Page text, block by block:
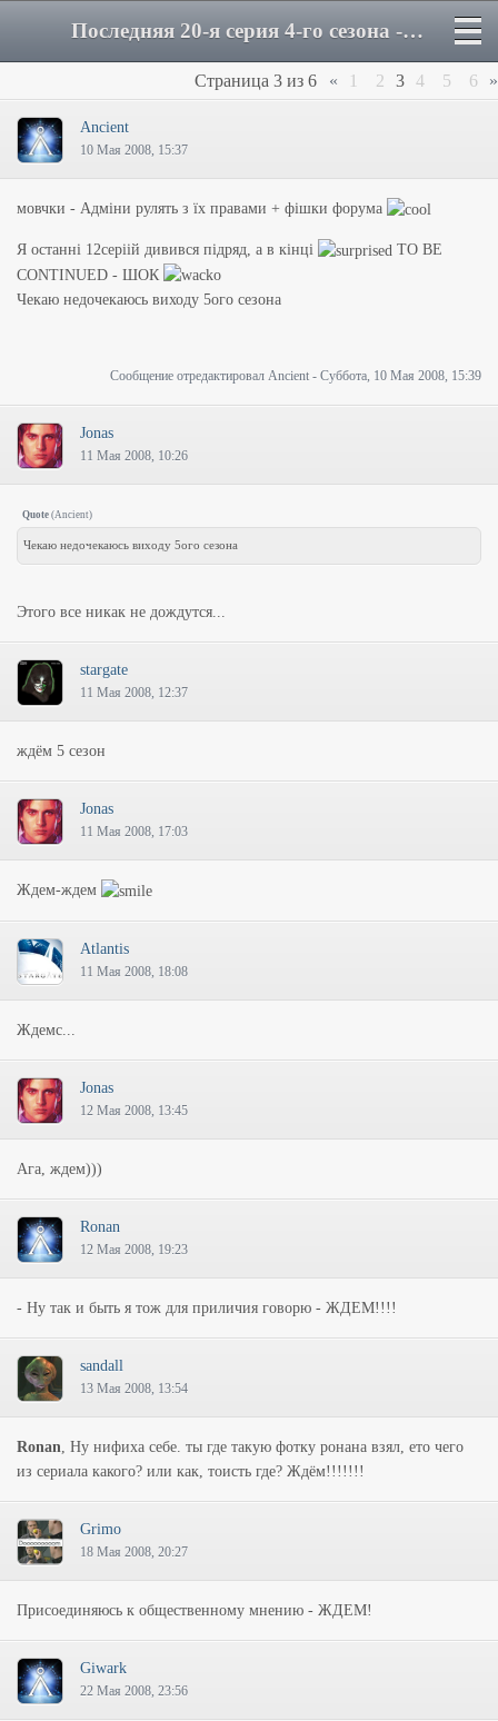
Последняя 20-я серия 4-го сезона - Страница 3 - Форум
Страница 3 из 6 « 1 2 3 4 5 6 »
Ancient
10 Мая 2008, 15:37
мовчки - Адміни рулять з їх правами + фішки форума
Я останні 12серіій дивився підряд, а в кінці
TO BE
CONTINUED - ШОК
Чекаю недочекаюсь виходу 5ого сезона
Сообщение отредактировал Ancient - Суббота, 10 Мая 2008, 15:39
Jonas
11 Мая 2008, 10:26
Quote (Ancient)
Чекаю недочекаюсь виходу 5ого сезона
Этого все никак не дождутся...
stargate
11 Мая 2008, 12:37
ждём 5 сезон
Jonas
11 Мая 2008, 17:03
Ждем-ждем
Atlantis
11 Мая 2008, 18:08
Ждемс...
Jonas
12 Мая 2008, 13:45
Ага, ждем)))
Ronan
12 Мая 2008, 19:23
- Ну так и быть я тож для приличия говорю - ЖДЕМ!!!!
sandall
13 Мая 2008, 13:54
Ronan, Ну нифиха себе. ты где такую фотку ронана взял, ето чего
из сериала какого? или как, тоисть где? Ждём!!!!!!!
Grimo
18 Мая 2008, 20:27
Присоединяюсь к общественному мнению - ЖДЕМ!
Giwark
22 Мая 2008, 23:56